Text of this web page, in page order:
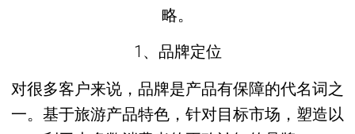
略。
1、品牌定位
对很多客户来说，品牌是产品有保障的代名词之
一。基于旅游产品特色，针对目标市场，塑造以